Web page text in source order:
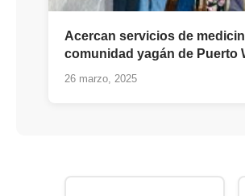
Acercan servicios de
comunidad yagán de Puerto
26 marzo, 2025